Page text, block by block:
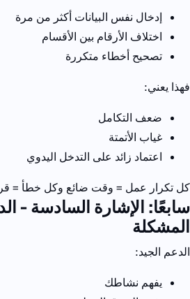
إدخال نفس البيانات أكثر من مرة
اختلاف الأرقام بين الأقسام
تصحيح أخطاء متكررة
فهذا يعني:
ضعف التكامل
غياب الأتمتة
اعتماد زائد على التدخل اليدوي
كل تكرار عمل = وقت ضائع وكل خطأ =
سابعًا: الإشارة السادسة -
المشكلة
الدعم الجيد:
يفهم نشاطك